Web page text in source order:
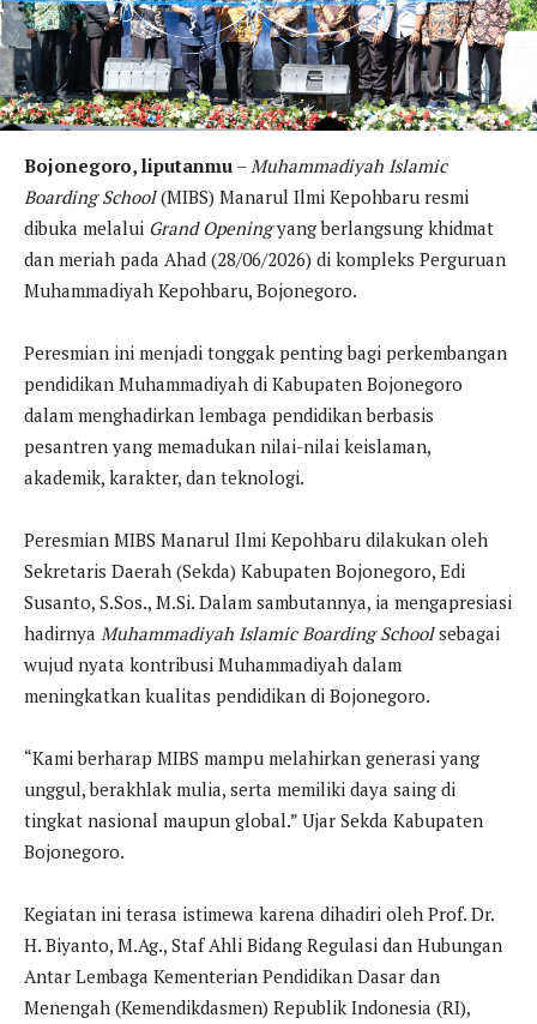
Bojonegoro, liputanmu – Muhammadiyah Islamic
Boarding School(MIBS) Manarul Ilmi Kepohbaru resmi
dibuka melalui Grand Openingyang berlangsung khidmat
dan meriah pada Ahad (28/06/2026) di kompleks Perguruan
Muhammadiyah Kepohbaru, Bojonegoro.
Peresmian ini menjadi tonggak penting bagi perkembangan
pendidikan Muhammadiyah di Kabupaten Bojonegoro
dalam menghadirkan lembaga pendidikan berbasis
pesantren yang memadukan nilai-nilai keislaman,
akademik, karakter, dan teknologi.
Peresmian MIBS Manarul Ilmi Kepohbaru dilakukan oleh
Sekretaris Daerah (Sekda) Kabupaten Bojonegoro, Edi
Susanto, S.Sos., M.Si. Dalam sambutannya, ia mengapresiasi
hadirnya Muhammadiyah Islamic Boarding Schoolsebagai
wujud nyata kontribusi Muhammadiyah dalam
meningkatkan kualitas pendidikan di Bojonegoro.
“Kami berharap MIBS mampu melahirkan generasi yang
unggul, berakhlak mulia, serta memiliki daya saing di
tingkat nasional maupun global.” Ujar Sekda Kabupaten
Bojonegoro.
Kegiatan ini terasa istimewa karena dihadiri oleh Prof. Dr.
H. Biyanto, M.Ag., Staf Ahli Bidang Regulasi dan Hubungan
Antar Lembaga Kementerian Pendidikan Dasar dan
Menengah (Kemendikdasmen) Republik Indonesia (RI),